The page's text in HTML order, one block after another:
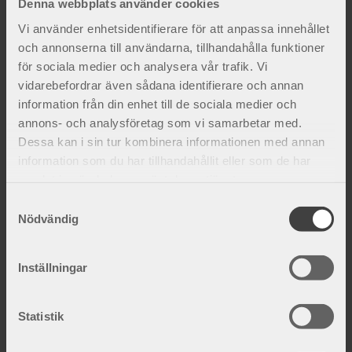
Denna webbplats använder cookies
Vi använder enhetsidentifierare för att anpassa innehållet
och annonserna till användarna, tillhandahålla funktioner
för sociala medier och analysera vår trafik. Vi
vidarebefordrar även sådana identifierare och annan
information från din enhet till de sociala medier och
annons- och analysföretag som vi samarbetar med.
Dessa kan i sin tur kombinera informationen med annan
information som du har tillhandahållit eller som de har
Nödvändig
Inställningar
Statistik
620kr
795kr
735kr
Lägg till i favoriter